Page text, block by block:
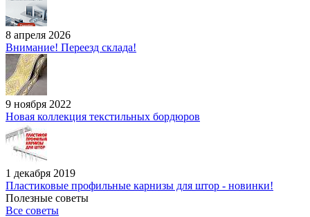
8 апреля 2026
Внимание! Переезд склада!
9 ноября 2022
Новая коллекция текстильных бордюров
1 декабря 2019
Пластиковые профильные карнизы для штор - новинки!
Полезные советы
Все советы